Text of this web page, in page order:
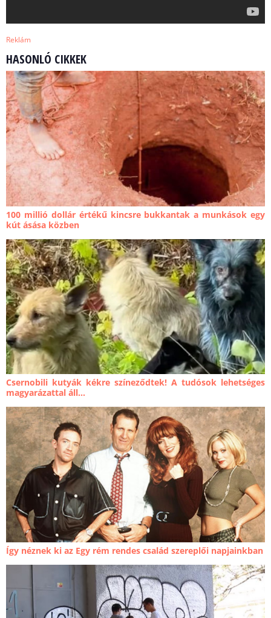
Reklám
HASONLÓ CIKKEK
100 millió dollár értékű kincsre bukkantak a munkások egy
kút ásása közben
Csernobili kutyák kékre színeződtek! A tudósok lehetséges
magyarázattal áll...
Így néznek ki az Egy rém rendes család szereplői napjainkban